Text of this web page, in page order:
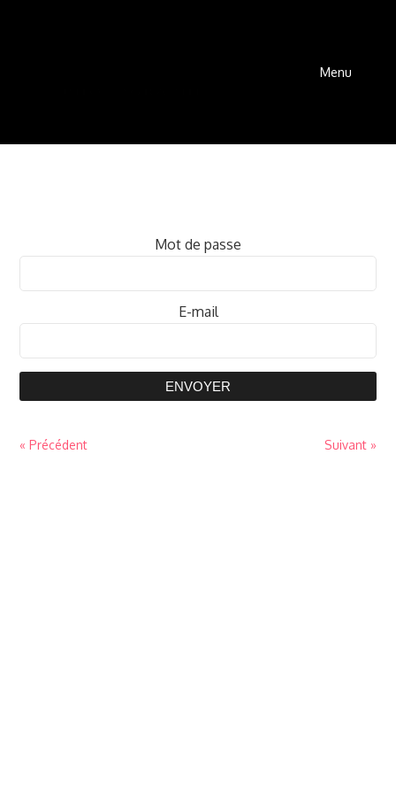
Menu
Mot de passe
E-mail
ENVOYER
« Précédent Suivant »